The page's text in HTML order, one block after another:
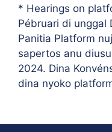
* Hearings on
Pébruari di unggal
Panitia Platform
sapertos anu
2024. Dina
dina nyoko